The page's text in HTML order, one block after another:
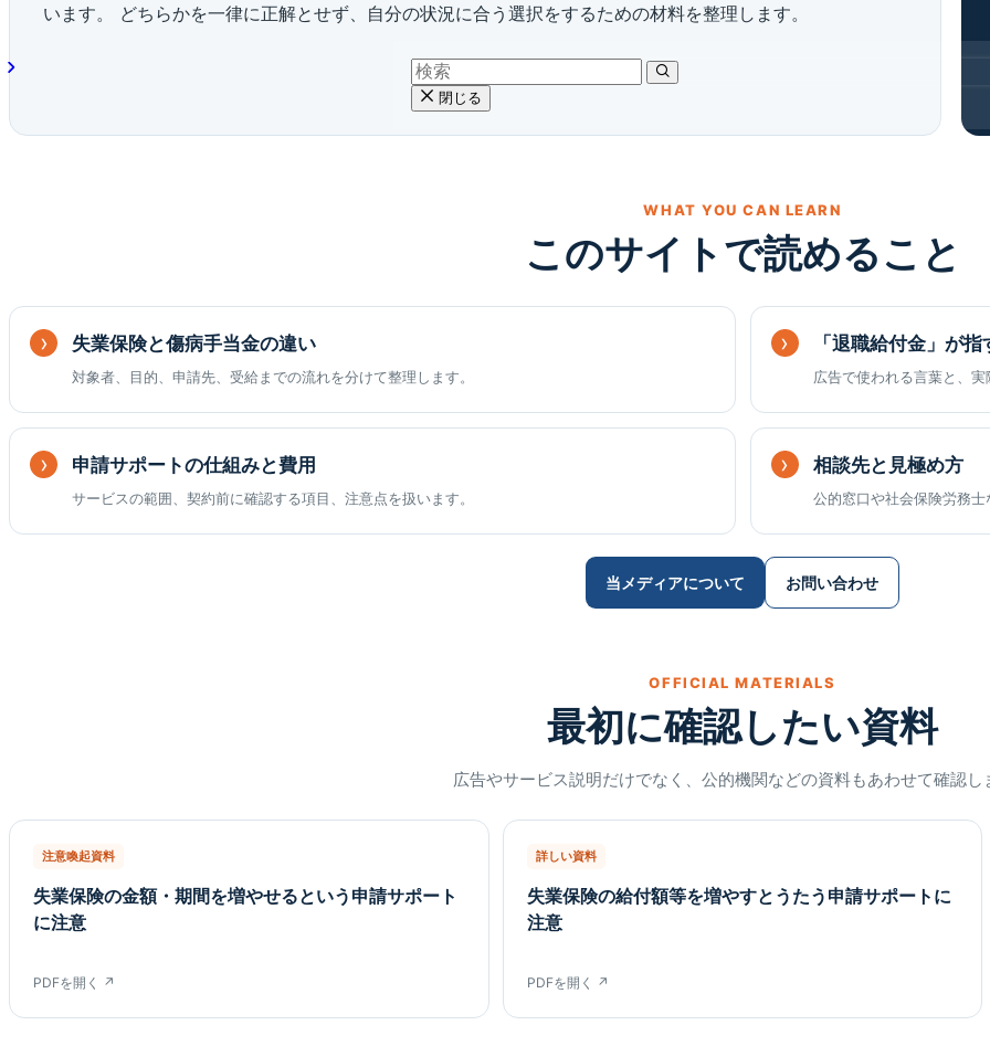
います。 どちらかを一律に正解とせず、自分の状況に合う選択をするための材料を整理します。
WHAT YOU CAN LEARN
このサイトで読めること
失業保険と傷病手当金の違い
対象者、目的、申請先、受給までの流れを分けて整理します。
「退職給付金」が指
広告で使われる言葉と、
申請サポートの仕組みと費用
サービスの範囲、契約前に確認する項目、注意点を扱います。
相談先と見極め方
公的窓口や社会保険労務
当メディアについて お問い合わせ
OFFICIAL MATERIALS
最初に確認したい資料
広告やサービス説明だけでなく、公的機関などの資料もあわせて確認し
注意喚起資料
失業保険の金額・期間を増やせるという申請サポート
に注意
PDFを開く ↗
詳しい資料
失業保険の給付額等を増やすとうたう申請サポートに
注意
PDFを開く ↗
閉じる